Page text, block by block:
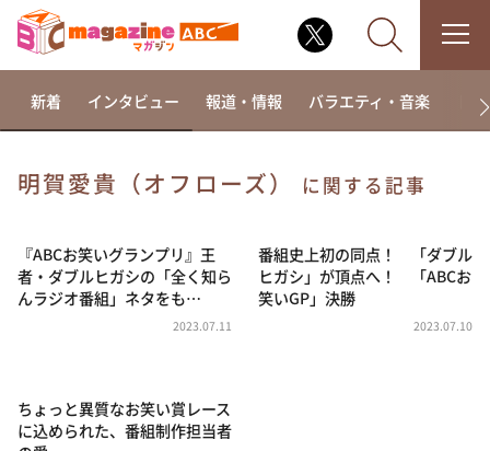
相席食堂
これ余談なんですけど・・・
～人生密着トークバラエティ！～ やすとものいたっ
news おかえり
河合＆A.B.C-Z塚田×福井アナ「なんでやねん！？」
新着 インタビュー 報道・情報 バラエティ・音楽 ド
明賀愛貴（オフローズ） に関する記事
『ABCお笑いグランプリ』王
者・ダブルヒガシの「全く知ら
んラジオ番組」ネタをも…
2023.07.11
番組史上初の同点！ 「ダブル
ヒガシ」が頂点へ！ 「ABCお
笑いGP」決勝
2023.07.10
ちょっと異質なお笑い賞レース
に込められた、番組制作担当者